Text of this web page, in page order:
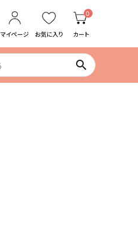
マイページ お気に入り
0
カート
search